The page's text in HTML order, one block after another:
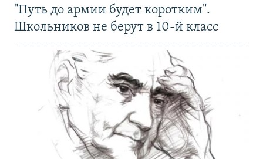
"Путь до армии будет коротким".
Школьников не берут в 10-й класс